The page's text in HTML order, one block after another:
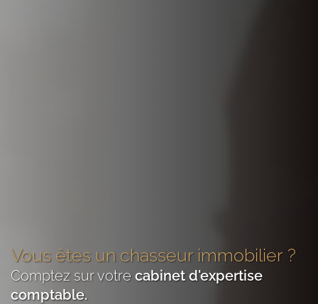
Vous êtes un chasseur immobilier ?
Comptez sur votre cabinet d'expertise
comptable.